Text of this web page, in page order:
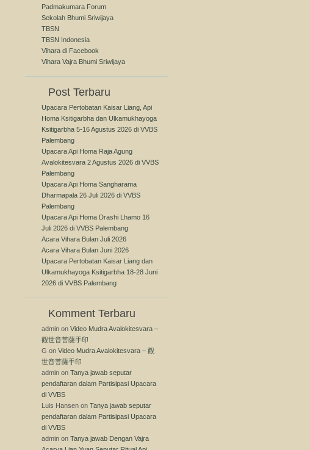
Padmakumara Forum
Sekolah Bhumi Sriwijaya
TBSN
TBSN Indonesia
Vihara di Facebook
Vihara Vajra Bhumi Sriwijaya
Post Terbaru
Upacara Pertobatan Kaisar Liang, Api
Homa Ksitigarbha dan Ulkamukhayoga
Ksitigarbha 5-16 Agustus 2026 di VVBS
Palembang
Upacara Api Homa Raja Agung
Avalokitesvara 2 Agustus 2026 di VVBS
Palembang
Upacara Api Homa Sangharama
Dharmapala 26 Juli 2026 di VVBS
Palembang
Upacara Api Homa Drashi Lhamo 16
Juli 2026 di VVBS Palembang
Acara Vihara Bulan Juli 2026
Acara Vihara Bulan Juni 2026
Upacara Pertobatan Kaisar Liang dan
Ulkamukhayoga Ksitigarbha 18-28 Juni
2026 di VVBS Palembang
Komment Terbaru
admin on Video Mudra Avalokitesvara –
觀世音菩薩手印
G on Video Mudra Avalokitesvara – 觀
世音菩薩手印
admin on Tanya jawab seputar
pendaftaran dalam Partisipasi Upacara
di VVBS
Luis Hansen on Tanya jawab seputar
pendaftaran dalam Partisipasi Upacara
di VVBS
admin on Tanya jawab Dengan Vajra